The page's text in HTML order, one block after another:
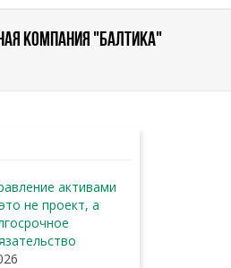
КОМПАНИЯ "БАЛТИКА"
активами
не проект, а